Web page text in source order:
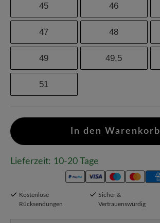
45 46
47 48
49 49,5
51
In den Warenkorb
Lieferzeit: 10-20 Tage
Kostenlose
Rücksendungen
Sicher &
Vertrauenswürdig